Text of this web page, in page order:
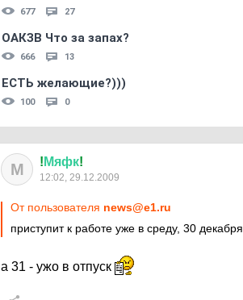
677 27
ОАКЗВ Что за запах?
666 13
ЕСТЬ желающие?)))
100 0
М ! Мяфк!
12:02, 29.12.2009
От пользователя news@e1.ru
приступит к работе уже в среду, 30 декабря.
а 31 - ужо в отпуск